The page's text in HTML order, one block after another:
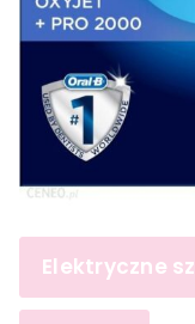
Elektryczne